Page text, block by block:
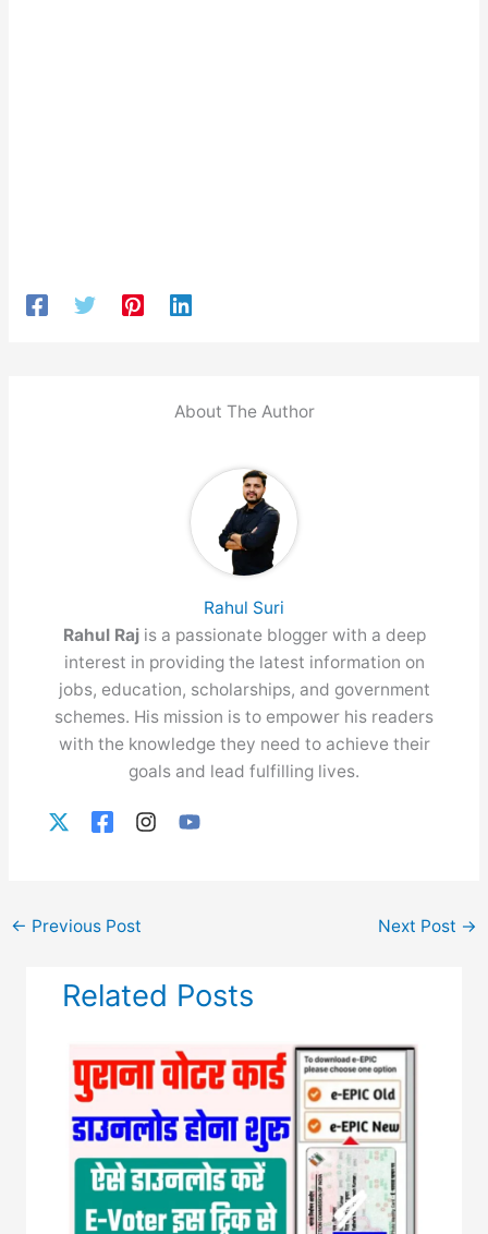
About The Author
Rahul Suri
Rahul Raj is a passionate blogger with a deep
interest in providing the latest information on
jobs, education, scholarships, and government
schemes. His mission is to empower his readers
with the knowledge they need to achieve their
goals and lead fulfilling lives.
← Previous Post Next Post →
Related Posts